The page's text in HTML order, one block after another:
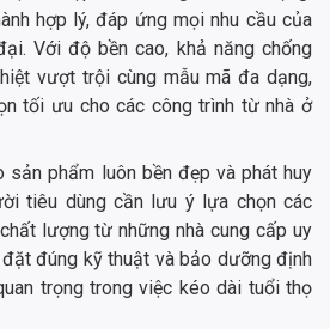
hợp lý, đáp ứng mọi nhu cầu của
Với độ bền cao, khả năng chống
vượt trội cùng mẫu mã đa dạng,
tối ưu cho các công trình từ nhà ở
sản phẩm luôn bền đẹp và phát huy
tiêu dùng cần lưu ý lựa chọn các
lượng từ những nhà cung cấp uy
đúng kỹ thuật và bảo dưỡng định
trọng trong việc kéo dài tuổi thọ